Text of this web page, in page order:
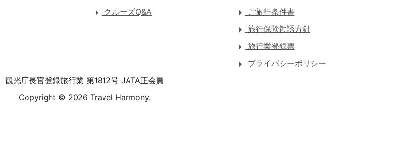
クルーズQ&A
ご旅行条件書
旅行保険勧誘方針
旅行業登録票
プライバシーポリシー
観光庁長官登録旅行業 第1812号 JATA正会員
Copyright © 2026 Travel Harmony.